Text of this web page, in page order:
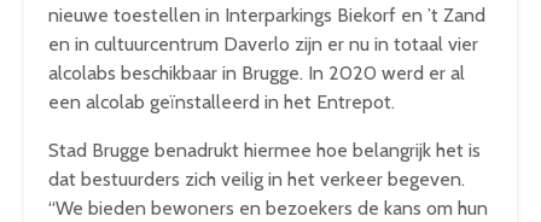
nieuwe toestellen in Interparkings Biekorf en ’t Zand
en in cultuurcentrum Daverlo zijn er nu in totaal vier
alcolabs beschikbaar in Brugge. In 2020 werd er al
een alcolab geïnstalleerd in het Entrepot.
Stad Brugge benadrukt hiermee hoe belangrijk het is
dat bestuurders zich veilig in het verkeer begeven.
“We bieden bewoners en bezoekers de kans om hun